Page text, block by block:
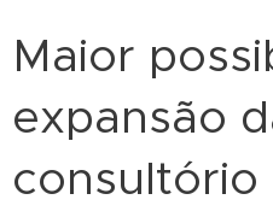
Maior
expansão
consultório